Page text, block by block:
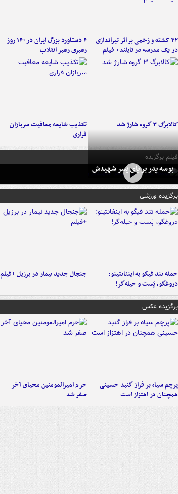
۲۲ کشته و زخمی بر اثر تیراندازی
در یک مدرسه در تایلند+ فیلم
۶ دستاورد بزرگ ایران در ۱۶۰ روز
رهبری رهبر انقلاب
کالابرگ ۳ گروه شارژ شد
تکذیب شایعه معافیت سربازان
فراری
فیلم برگزیده
بوسه‌ پدر بر پای پسر شهیدش
برگزیده ورزشی
حمله تند فیگو به اینفانتینو:
دروغگو، پَست‌ و حیله‌گر!
جنجال جدید نیمار در برزیل +فیلم
برگزیده عکس
پرچم سیاه بر فراز گنبد حسینی
همچنان در اهتزاز است
حرم امیرالمومنین محیای آخر
صفر شد